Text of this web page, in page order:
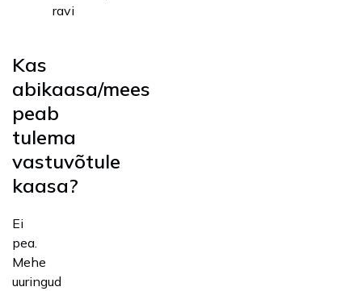
ravi
Kas
abikaasa/mees
peab
tulema
vastuvõtule
kaasa?
Ei
pea.
Mehe
uuringud